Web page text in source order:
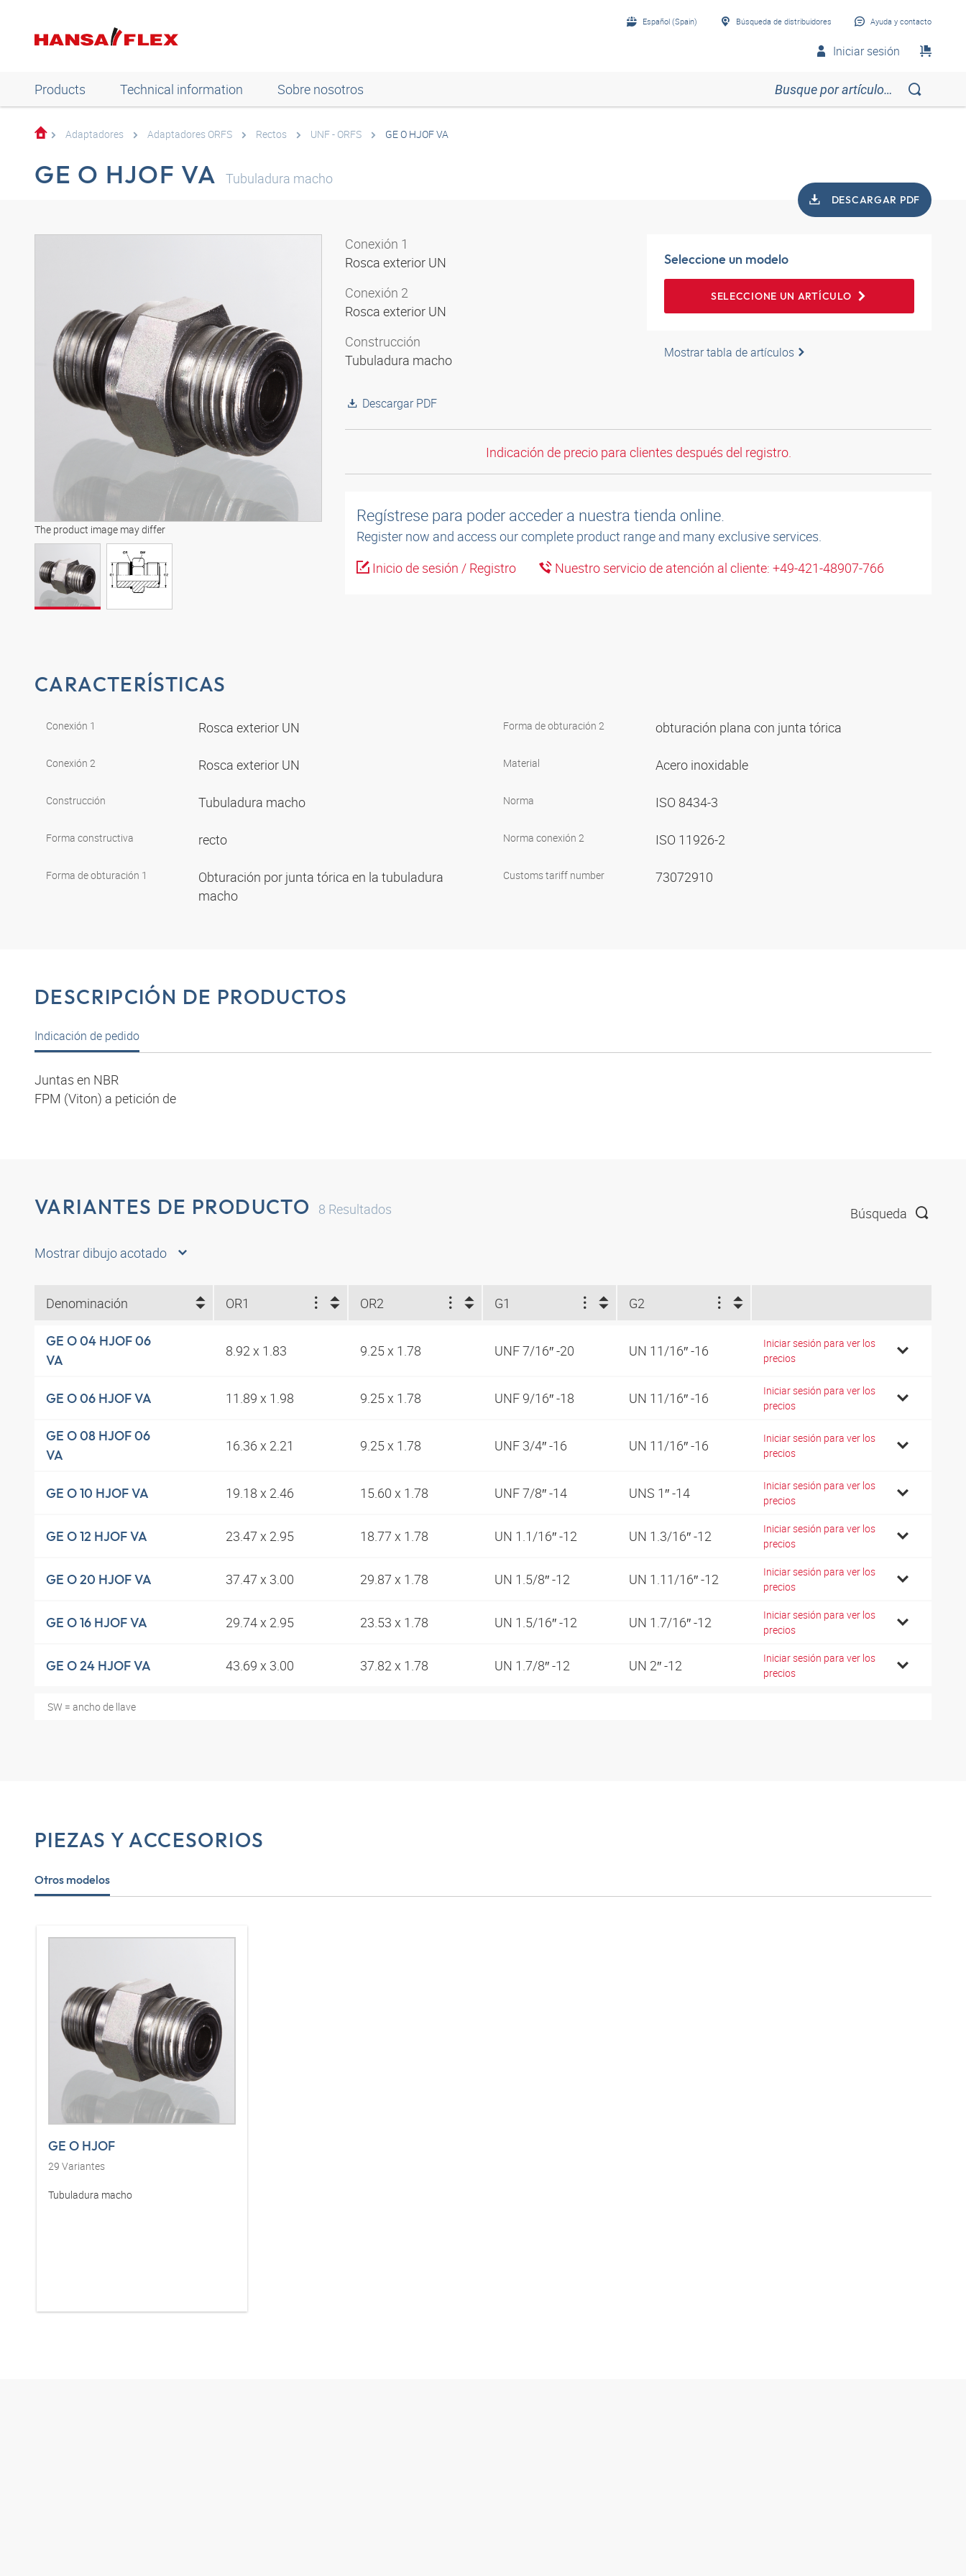
Español (Spain) Búsqueda de distribuidores Ayuda y contacto
Iniciar sesión
Products Technical information Sobre nosotros
Adaptadores Adaptadores ORFS Rectos UNF - ORFS GE O HJOF VA
GE O HJOF VA Tubuladura macho
DESCARGAR PDF
The product image may differ
Conexión 1
Rosca exterior UN
Conexión 2
Rosca exterior UN
Construcción
Tubuladura macho
Descargar PDF
Seleccione un modelo
SELECCIONE UN ARTÍCULO
Mostrar tabla de artículos
Indicación de precio para clientes después del registro.
Regístrese para poder acceder a nuestra tienda online.
Register now and access our complete product range and many exclusive services.
Inicio de sesión / Registro
Nuestro servicio de atención al cliente: +49-421-48907-766
CARACTERÍSTICAS
Conexión 1 Rosca exterior UN
Conexión 2 Rosca exterior UN
Construcción Tubuladura macho
Forma constructiva recto
Forma de obturación 1
Obturación por junta tórica en la tubuladura
macho
Forma de obturación 2 obturación plana con junta tórica
Material Acero inoxidable
Norma ISO 8434-3
Norma conexión 2 ISO 11926-2
Customs tariff number 73072910
DESCRIPCIÓN DE PRODUCTOS
Indicación de pedido
Juntas en NBR
FPM (Viton) a petición de
VARIANTES DE PRODUCTO 8 Resultados Búsqueda
Mostrar dibujo acotado
Denominación OR1 OR2 G1 G2
GE O 04 HJOF 06
VA
8.92 x 1.83 9.25 x 1.78 UNF 7/16″ -20 UN 11/16″ -16
Iniciar sesión para ver los
precios
GE O 06 HJOF VA 11.89 x 1.98 9.25 x 1.78 UNF 9/16″ -18 UN 11/16″ -16
Iniciar sesión para ver los
precios
GE O 08 HJOF 06
VA
16.36 x 2.21 9.25 x 1.78 UNF 3/4″ -16 UN 11/16″ -16
Iniciar sesión para ver los
precios
GE O 10 HJOF VA 19.18 x 2.46 15.60 x 1.78 UNF 7/8″ -14 UNS 1″ -14
Iniciar sesión para ver los
precios
GE O 12 HJOF VA 23.47 x 2.95 18.77 x 1.78 UN 1.1/16″ -12 UN 1.3/16″ -12
Iniciar sesión para ver los
precios
GE O 20 HJOF VA 37.47 x 3.00 29.87 x 1.78 UN 1.5/8″ -12 UN 1.11/16″ -12
Iniciar sesión para ver los
precios
GE O 16 HJOF VA 29.74 x 2.95 23.53 x 1.78 UN 1.5/16″ -12 UN 1.7/16″ -12
Iniciar sesión para ver los
precios
GE O 24 HJOF VA 43.69 x 3.00 37.82 x 1.78 UN 1.7/8″ -12 UN 2″ -12
Iniciar sesión para ver los
precios
SW = ancho de llave
PIEZAS Y ACCESORIOS
Otros modelos
GE O HJOF
29 Variantes
Tubuladura macho